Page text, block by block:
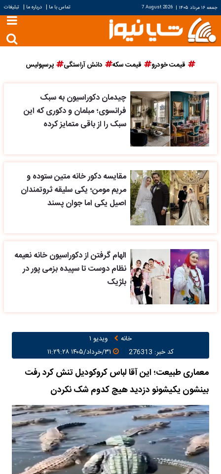
جمعه ۱۶ مرداد ۱۴۰۵ |
7 August 2026 تماس با ما | درباره ما | تبلیغات
قیمت خودرو قیمت سکه دانش آراستگی پرسپولیس
چیدمان دکوراسیون به سبک
فرانسوی؛ مبلمان و دکوری که این
سبک را از باقی متمایز کرده
مقایسه دکور خانه متین ستوده و
مریم مومن؛ یکی سلیقه ثروتمندان
اصیل یکی اما جوان پسند
الهام گرفتن از دکوراسیون خانه نعیمه
نظام دوست تا سپیده بزمی پور در
بلژیک
خانه
ویدیو ۱
کد خبر: 276313
معماری طبیعت؛ این آقا لباس کروکودیل تنش کرد رفت
بینشون یکیشونو دزدید هیچ کدوم شک نکردن